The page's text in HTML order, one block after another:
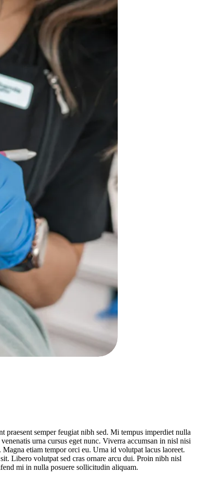
praesent semper feugiat nibh sed. Mi tempus imperdiet nulla
urna cursus eget nunc. Viverra accumsan in nisl nisi
etiam tempor orci eu. Urna id volutpat lacus laoreet.
Libero volutpat sed cras ornare arcu dui. Proin nibh nisl
mi in nulla posuere sollicitudin aliquam.